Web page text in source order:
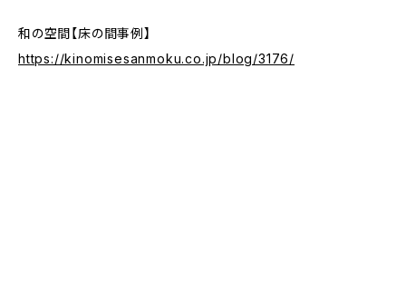
和の空間【床の間事例】
https://kinomisesanmoku.co.jp/blog/3176/